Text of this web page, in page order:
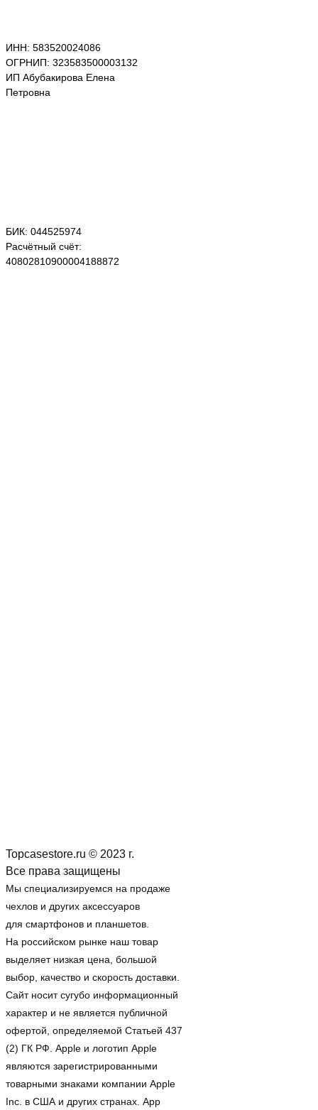
ИНН: 583520024086
ОГРНИП: 323583500003132
ИП Абубакирова Елена
Петровна
БИК: 044525974
Расчётный счёт:
40802810900004188872
Topcasestore.ru © 2023 г.
Все права защищены
Мы специализируемся на продаже
чехлов и других аксессуаров
для смартфонов и планшетов.
На российском рынке наш товар
выделяет низкая цена, большой
выбор, качество и скорость доставки.
Сайт носит сугубо информационный
характер и не является публичной
офертой, определяемой Статьей 437
(2) ГК РФ. Apple и логотип Apple
являются зарегистрированными
товарными знаками компании Apple
Inc. в США и других странах. App